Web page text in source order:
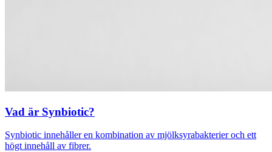
Vad är Synbiotic?
Synbiotic innehåller en kombination av mjölksyrabakterier och ett
högt innehåll av fibrer.